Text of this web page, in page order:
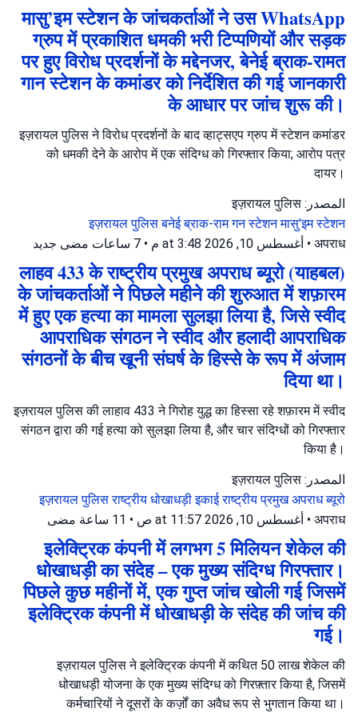
मासु’इम स्टेशन के जांचकर्ताओं ने उस WhatsApp
ग्रुप में प्रकाशित धमकी भरी टिप्पणियों और सड़क
पर हुए विरोध प्रदर्शनों के मद्देनजर, बेनेई ब्राक-रामत
गान स्टेशन के कमांडर को निर्देशित की गई जानकारी
के आधार पर जांच शुरू की।
इज़रायल पुलिस ने विरोध प्रदर्शनों के बाद व्हाट्सएप ग्रुप में स्टेशन कमांडर
को धमकी देने के आरोप में एक संदिग्ध को गिरफ्तार किया; आरोप पत्र
दायर।
المصدر: इज़रायल पुलिस
इज़रायल पुलिसबनेई ब्राक-राम गन स्टेशनमासु'इम स्टेशन
अपराध
• أغسطس 10, 2026 at 3:48 م • 7 ساعات مضى جديد
लाहव 433 के राष्ट्रीय प्रमुख अपराध ब्यूरो (याहबल)
के जांचकर्ताओं ने पिछले महीने की शुरुआत में शफ़ारम
में हुए एक हत्या का मामला सुलझा लिया है, जिसे स्वीद
आपराधिक संगठन ने स्वीद और हलादी आपराधिक
संगठनों के बीच खूनी संघर्ष के हिस्से के रूप में अंजाम
दिया था।
इज़रायल पुलिस की लाहाव 433 ने गिरोह युद्ध का हिस्सा रहे शफ़ारम में स्वीद
संगठन द्वारा की गई हत्या को सुलझा लिया है, और चार संदिग्धों को गिरफ्तार
किया है।
المصدر: इज़रायल पुलिस
इज़रायल पुलिसराष्ट्रीय धोखाधड़ी इकाईराष्ट्रीय प्रमुख अपराध ब्यूरो
अपराध
• أغسطس 10, 2026 at 11:57 ص • 11 ساعة مضى
इलेक्ट्रिक कंपनी में लगभग 5 मिलियन शेकेल की
धोखाधड़ी का संदेह – एक मुख्य संदिग्ध गिरफ्तार।
पिछले कुछ महीनों में, एक गुप्त जांच खोली गई जिसमें
इलेक्ट्रिक कंपनी में धोखाधड़ी के संदेह की जांच की
गई।
इज़रायल पुलिस ने इलेक्ट्र‍िक कंपनी में कथित 50 लाख शेकेल की
धोखाधड़ी योजना के एक मुख्य संदिग्ध को गिरफ़्तार किया है, जिसमें
कर्मचारियों ने दूसरों के कर्ज़ों का अवैध रूप से भुगतान किया था।